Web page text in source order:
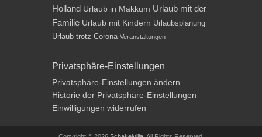
Holland Urlaub in Makkum Urlaub mit der
Familie Urlaub mit Kindern Urlaubsplanung
Urlaub trotz Corona Veranstaltungen
Privatsphäre-Einstellungen
Privatsphäre-Einstellungen ändern
Historie der Privatsphäre-Einstellungen
Einwilligungen widerrufen